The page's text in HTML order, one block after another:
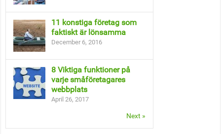
11 konstiga företag som
faktiskt är lönsamma
December 6, 2016
8 Viktiga funktioner på
varje småföretagares
webbplats
April 26, 2017
Next »